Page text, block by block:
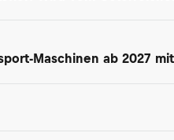
Maschinen ab 2027